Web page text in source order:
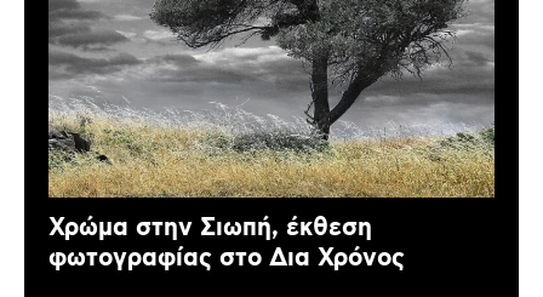
Χρώμα στην Σιωπή, έκθεση
φωτογραφίας στο Δια Χρόνος